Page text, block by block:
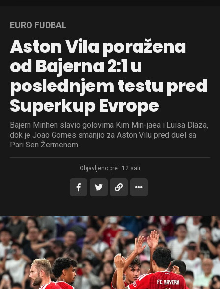
EURO FUDBAL
Aston Vila poražena
od Bajerna 2:1 u
poslednjem testu pred
Superkup Evrope
Bajern Minhen slavio golovima Kim Min-jaea i Luisa Díaza,
dok je Joao Gomes smanjio za Aston Vilu pred duel sa
Pari Sen Žermenom.
Objavljeno pre: 12 sati